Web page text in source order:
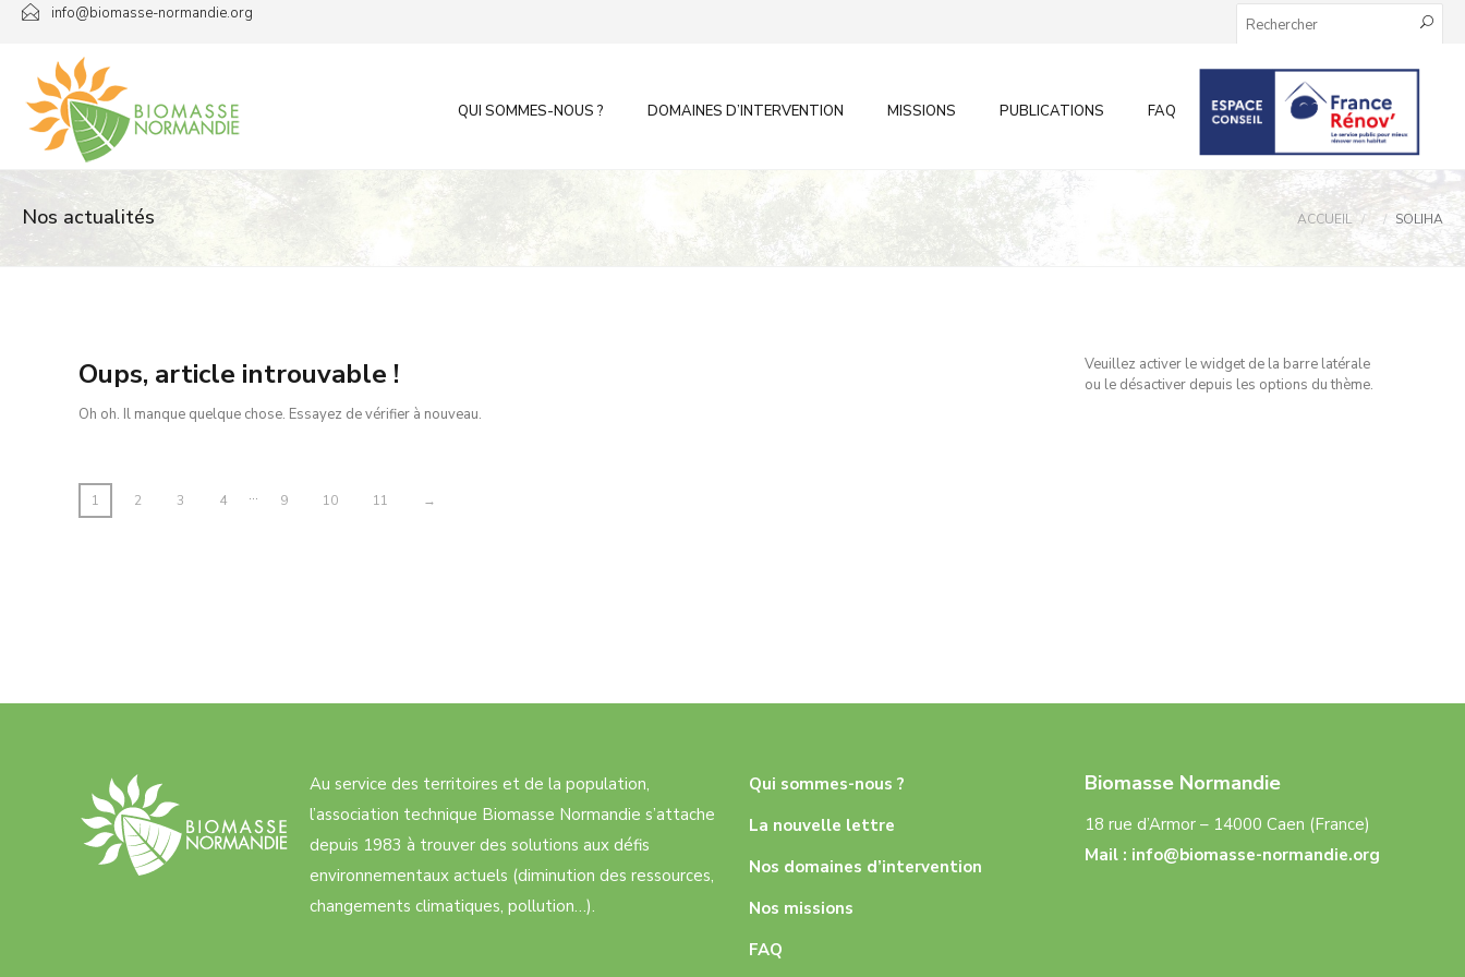
Passer
contenu
info@biomasse-normandie.org
QUI SOMMES-NOUS ? DOMAINES D’INTERVENTION MISSIONS PUBLICATIONS FAQ INFOS AUX PARTICULIERS
Nos actualités ACCUEIL SOLIHA
Oups, article introuvable !
Oh oh. Il manque quelque chose. Essayez de vérifier à nouveau.
1 2 3 4 … 9 10 11 →
Veuillez activer le widget de la barre latérale
ou le désactiver depuis les options du thème.
Au service des territoires et de la population,
l’association technique Biomasse Normandie s’attache
depuis 1983 à trouver des solutions aux défis
environnementaux actuels (diminution des ressources,
changements climatiques, pollution…).
Qui sommes-nous ?
La nouvelle lettre
Nos domaines d’intervention
Nos missions
FAQ
Biomasse Normandie
18 rue d’Armor – 14000 Caen (France)
Mail : info@biomasse-normandie.org